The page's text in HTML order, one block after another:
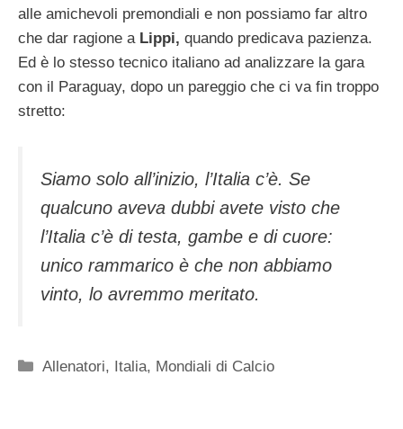
alle amichevoli premondiali e non possiamo far altro
che dar ragione a Lippi, quando predicava pazienza.
Ed è lo stesso tecnico italiano ad analizzare la gara
con il Paraguay, dopo un pareggio che ci va fin troppo
stretto:
Siamo solo all’inizio, l’Italia c’è. Se
qualcuno aveva dubbi avete visto che
l’Italia c’è di testa, gambe e di cuore:
unico rammarico è che non abbiamo
vinto, lo avremmo meritato.
Categorie
Allenatori, Italia, Mondiali di Calcio